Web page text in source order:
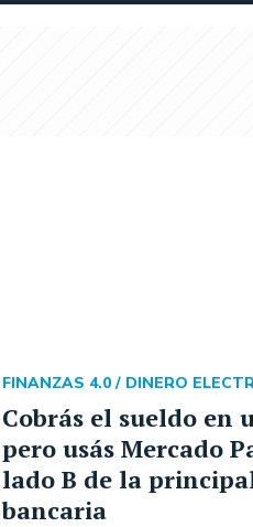
Cobrás el sueldo en
pero usás Mercado
lado B de la
bancaria
FINANZAS 4.0 / DINERO